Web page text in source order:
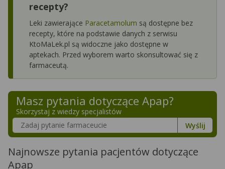
recepty?
Leki zawierające Paracetamolum są dostępne bez
recepty, które na podstawie danych z serwisu
KtoMaLek.pl są widoczne jako dostępne w
aptekach. Przed wyborem warto skonsultować się z
farmaceutą.
Masz pytania dotyczące Apap?
Skorzystaj z wiedzy specjalistów
Szukaj w poradnikach o zdrowiu
Wyślij
Najnowsze pytania pacjentów dotyczące
Apap